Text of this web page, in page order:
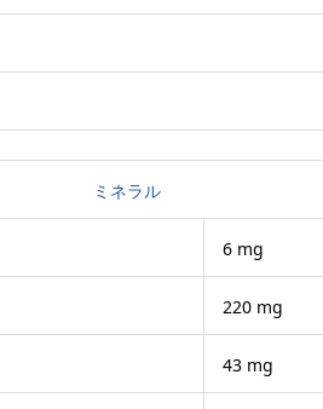
ミネラル
6 mg
220 mg
43 mg